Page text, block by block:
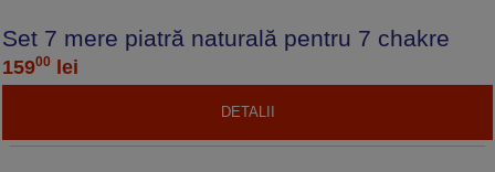
Set 7 mere piatră naturală pentru 7 chakre
15900 lei
DETALII